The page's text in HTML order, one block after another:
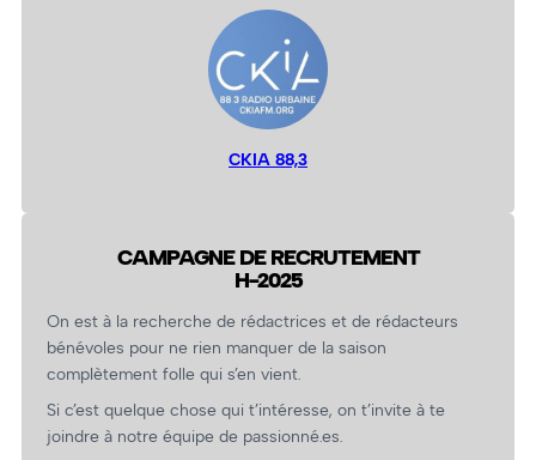
CKIA 88,3
CAMPAGNE DE RECRUTEMENT
H-2025
On est à la recherche de rédactrices et de rédacteurs
bénévoles pour ne rien manquer de la saison
complètement folle qui s’en vient.
Si c’est quelque chose qui t’intéresse, on t’invite à te
joindre à notre équipe de passionné.es.